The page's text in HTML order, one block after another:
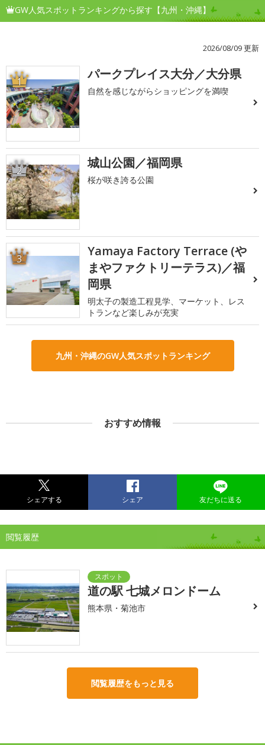
GW人気スポットランキングから探す【九州・沖縄】
2026/08/09 更新
1 パークプレイス大分／大分県
自然を感じながらショッピングを満喫
2 城山公園／福岡県
桜が咲き誇る公園
3
Yamaya Factory Terrace (や
まやファクトリーテラス)／福
岡県
明太子の製造工程見学、マーケット、レス
トランなど楽しみが充実
九州・沖縄のGW人気スポットランキング
おすすめ情報
シェアする シェア 友だちに送る
閲覧履歴
道の駅 七城メロンドーム
熊本県・菊池市
閲覧履歴をもっと見る